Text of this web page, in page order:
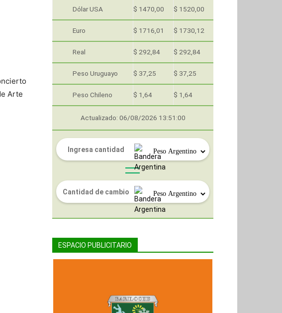
Arte
Dólar USA $ 1470,00 $ 1520,00
Euro $ 1716,01 $ 1730,12
Real $ 292,84 $ 292,84
Peso Uruguayo $ 37,25 $ 37,25
Peso Chileno $ 1,64 $ 1,64
Actualizado: 06/08/2026 13:51:00
ESPACIO PUBLICITARIO